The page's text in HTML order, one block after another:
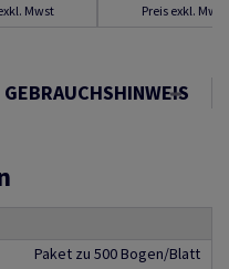
Mwst
Preis exkl. Mwst
GEBRAUCHSHINWEIS
Paket zu 500 Bogen/Blatt